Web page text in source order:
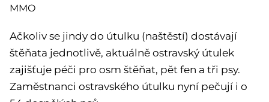
MMO
Ačkoliv se jindy do útulku (naštěstí) dostávají
štěňata jednotlivě, aktuálně ostravský útulek
zajišťuje péči pro osm štěňat, pět fen a tři psy.
Zaměstnanci ostravského útulku nyní pečují i o